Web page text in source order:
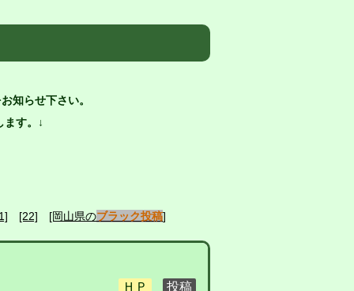
知らせ下さい。
ます。↓
[22] [岡山県のブラック投稿]